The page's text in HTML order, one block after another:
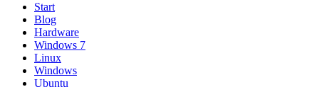
Start
Blog
Hardware
Windows 7
Linux
Windows
Ubuntu